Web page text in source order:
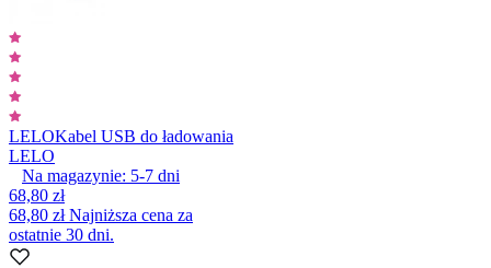
LELOKabel USB do ładowania
LELO
Na magazynie: 5-7 dni
68,80 zł
68,80 złNajniższa cena za
ostatnie 30 dni.